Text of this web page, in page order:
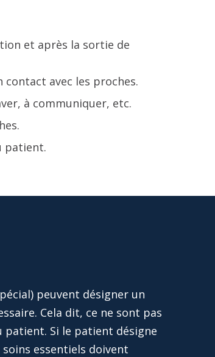
et après la sortie de
avec les proches.
à communiquer, etc.
patient.
peuvent désigner un
Cela dit, ce ne sont pas
Si le patient désigne
essentiels doivent